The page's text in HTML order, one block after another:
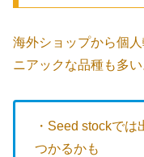
海外ショップから個
ニアックな品種も多い
・Seed stockで
つかるかも